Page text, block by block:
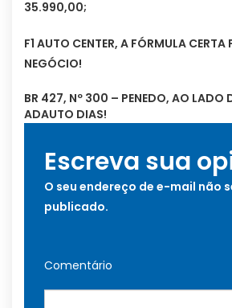
35.990,00;
F1 AUTO CENTER, A FÓRMULA
NEGÓCIO!
BR 427, Nº 300 – PENEDO, AO LADO
ADAUTO DIAS!
Escreva sua
O seu endereço de e-mail não
publicado.
Comentário